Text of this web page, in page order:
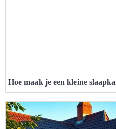
Hoe maak je een kleine